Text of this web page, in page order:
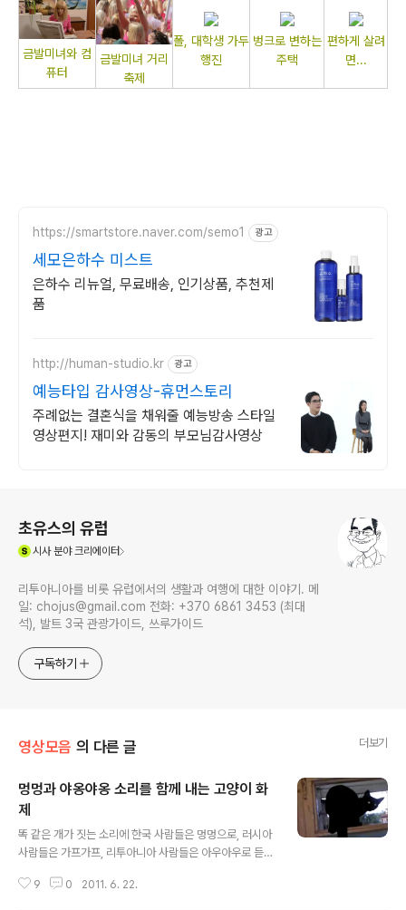
금발미녀와 컴
퓨터
금발미녀 거리
축제
폴, 대학생 가두
행진
벙크로 변하는
주택
편하게 살려
면...
https://smartstore.naver.com/semo1 광고
세모은하수 미스트
은하수 리뉴얼, 무료배송, 인기상품, 추천제
품
http://human-studio.kr 광고
예능타입 감사영상-휴먼스토리
주례없는 결혼식을 채워줄 예능방송 스타일
영상편지! 재미와 감동의 부모님감사영상
초유스의 유럽
시사분야 크리에이터
리투아니아를 비롯 유럽에서의 생활과 여행에 대한 이야기. 메
일: chojus@gmail.com 전화: +370 6861 3453 (최대
석), 발트 3국 관광가이드, 쓰루가이드
구독하기
영상모음 의 다른 글 더보기
멍멍과 야옹야옹 소리를 함께 내는 고양이 화
제
똑 같은 개가 짓는 소리에 한국 사람들은 멍멍으로, 러시아
사람들은 가프가프, 리투아니아 사람들은 아우아우로 듣는
러시아와 리투아니아 사람들은 먀우먀우로 듣는다. 이처럼
9 0 2011. 6. 22.